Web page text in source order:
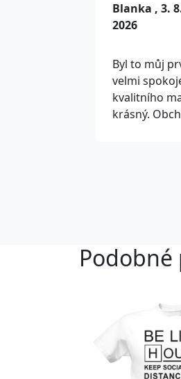
Blanka , 3.
2026
Byl to můj
velmi
kvalitního
krásný.